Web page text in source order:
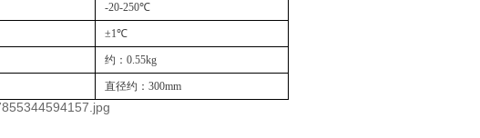
-20-250℃
±1℃
约：0.55kg
直径约：300mm